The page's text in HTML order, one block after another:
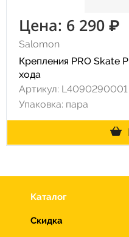
Цена: 6 290 ₽
Salomon
Крепления PRO Skate
хода
Артикул: L4090290001
Упаковка: пара
Каталог
Скидка